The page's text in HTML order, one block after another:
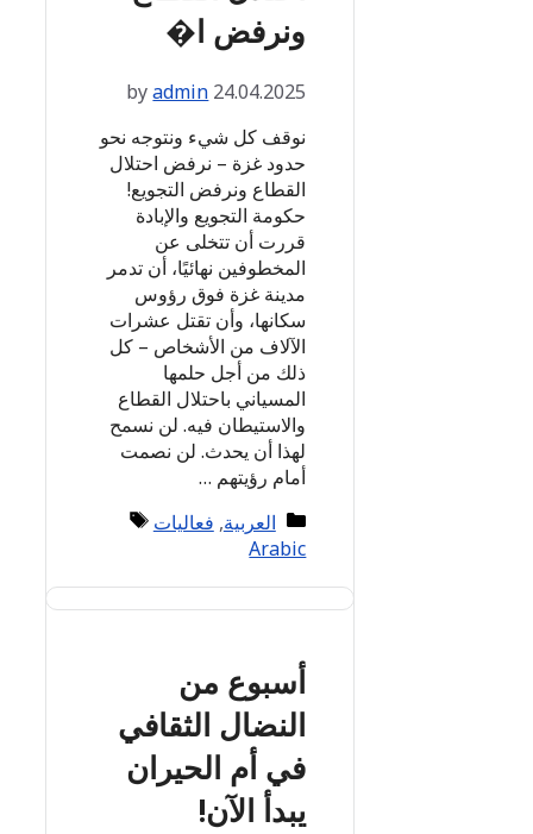
ونرفض ا�
24.04.2025
byadmin
نوقف كل شيء ونتوجه نحو
حدود غزة – نرفض احتلال
القطاع ونرفض التجويع!
حكومة التجويع والإبادة
قررت أن تتخلى عن
المخطوفين نهائيًا، أن تدمر
مدينة غزة فوق رؤوس
سكانها، وأن تقتل عشرات
الآلاف من الأشخاص – كل
ذلك من أجل حلمها
المسياني باحتلال القطاع
والاستيطان فيه. لن نسمح
لهذا أن يحدث. لن نصمت
أمام رؤيتهم …
Categories
العربية, فعاليات
Arabic
أسبوع من
النضال الثقافي
في أم الحيران
يبدأ الآن!